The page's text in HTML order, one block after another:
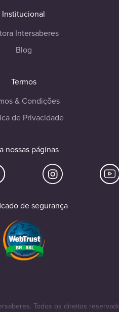
Institucional
Intersaberes
Blog
Termos
& Condições
de Privacidade
nossas páginas
de segurança
Todos os direitos